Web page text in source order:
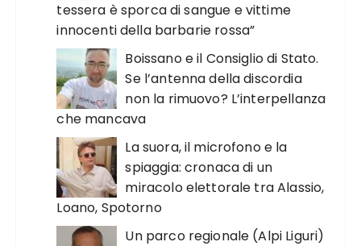
tessera è sporca di sangue e vittime
innocenti della barbarie rossa”
Boissano e il Consiglio di Stato.
Se l’antenna della discordia
non la rimuovo? L’interpellanza
che mancava
La suora, il microfono e la
spiaggia: cronaca di un
miracolo elettorale tra Alassio,
Loano, Spotorno
Un parco regionale (Alpi Liguri)